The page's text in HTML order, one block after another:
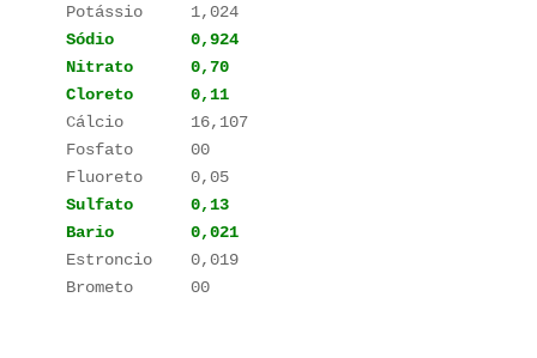
Potássio     1,024
Sódio
        0,924
Nitrato      0,70
Cloreto      0,11
Cálcio       16,107
Fosfato      00
Fluoreto     0,05
Sulfato      0,13
Bario        0,021
Estroncio    0,019
Brometo      00